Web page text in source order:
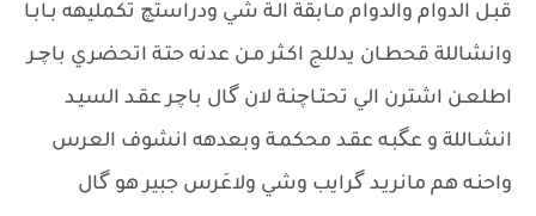
قبـل الدوام والدوام مـابقة الـة شي ودراستچ تكمليهه بـابـا
وانشاللة قحطـان يدللج اكـثر مـن عدنه حتـة اتحضري باچـر
اطلعـن اشترن الي تحتـاچنـة لان گال باچر عقـد السيـد
انشـاللة و عگبـه عقـد محكمـة وبعدهه انشوف العرس
واحنـه هم مانريـد گرايب وشي ولاعَرس جبير هو گال